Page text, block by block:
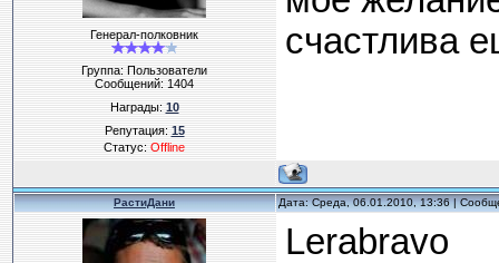
Генерал-полковник
Группа: Пользователи
Сообщений:1404
Награды:10
Репутация:15
Статус:Offline
счастлива
РастиДани Дата: Среда, 06.01.2010, 13:36 |
Lerabravo